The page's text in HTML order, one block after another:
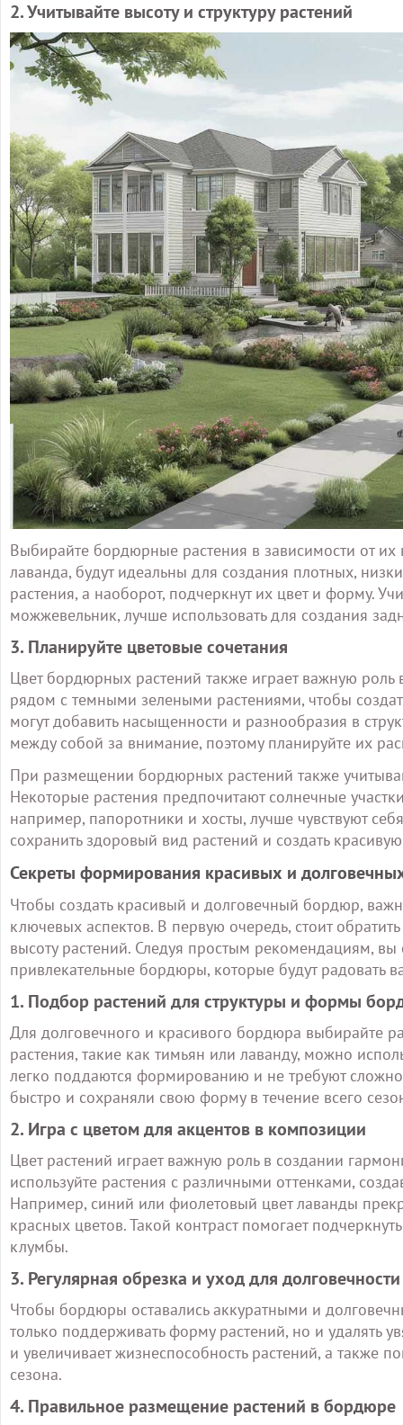
2. Учитывайте высоту и структуру растений
Выбирайте бордюрные растения в зависимости от их
лаванда, будут идеальны для создания плотных,
растения, а наоборот, подчеркнут их цвет и форму.
можжевельник, лучше использовать для создания
3. Планируйте цветовые сочетания
Цвет бордюрных растений также играет важную
рядом с темными зелеными растениями, чтобы
могут добавить насыщенности и разнообразия в
между собой за внимание, поэтому планируйте их
При размещении бордюрных растений также
Некоторые растения предпочитают солнечные
например, папоротники и хосты, лучше чувствуют
сохранить здоровый вид растений и создать
Секреты формирования красивых и
Чтобы создать красивый и долговечный бордюр,
ключевых аспектов. В первую очередь, стоит
высоту растений. Следуя простым рекомендациям,
привлекательные бордюры, которые будут радовать
1. Подбор растений для структуры и формы
Для долговечного и красивого бордюра выбирайте
растения, такие как тимьян или лаванду, можно
легко поддаются формированию и не требуют
быстро и сохраняли свою форму в течение всего
2. Игра с цветом для акцентов в композиции
Цвет растений играет важную роль в создании
используйте растения с различными оттенками,
Например, синий или фиолетовый цвет лаванды
красных цветов. Такой контраст помогает
клумбы.
3. Регулярная обрезка и уход для долговечности
Чтобы бордюры оставались аккуратными и
только поддерживать форму растений, но и удалять
и увеличивает жизнеспособность растений, а также
сезона.
4. Правильное размещение растений в бордюре